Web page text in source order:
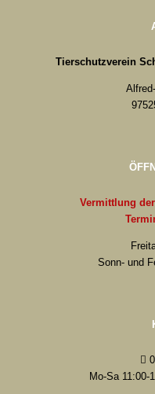
Tierschutzverein
Vermittlung
Sonn- und
Mo-Sa 11:00-